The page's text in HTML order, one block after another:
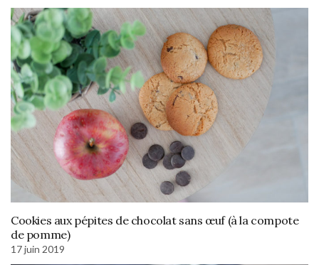
Cookies aux pépites de chocolat sans œuf (à la compote
de pomme)
17 juin 2019